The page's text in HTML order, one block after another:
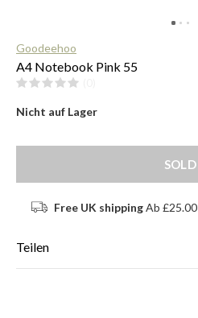
Goodeehoo
A4 Notebook Pink 55
Nicht auf Lager
SOLD
Free UK shippingAb £25.00
Teilen